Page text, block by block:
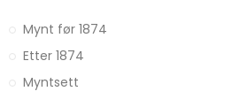
Mynt før 1874
Etter 1874
Myntsett